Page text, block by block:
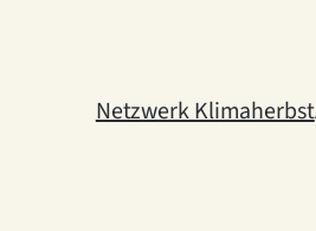
Netzwerk Klimaherbst